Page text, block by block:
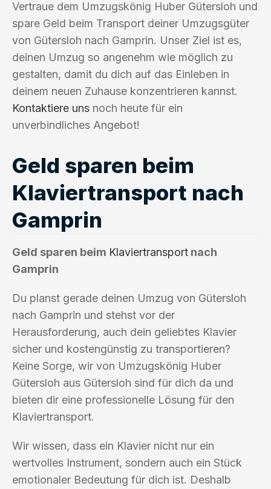
Vertraue dem Umzugskönig Huber Gütersloh und
spare Geld beim Transport deiner Umzugsgüter
von Gütersloh nach Gamprin. Unser Ziel ist es,
deinen Umzug so angenehm wie möglich zu
gestalten, damit du dich auf das Einleben in
deinem neuen Zuhause konzentrieren kannst.
Kontaktiere uns noch heute für ein
unverbindliches Angebot!
Geld sparen beim
Klaviertransport nach
Gamprin
Geld sparen beim Klaviertransport nach
Gamprin
Du planst gerade deinen Umzug von Gütersloh
nach Gamprin und stehst vor der
Herausforderung, auch dein geliebtes Klavier
sicher und kostengünstig zu transportieren?
Keine Sorge, wir von Umzugskönig Huber
Gütersloh aus Gütersloh sind für dich da und
bieten dir eine professionelle Lösung für den
Klaviertransport.
Wir wissen, dass ein Klavier nicht nur ein
wertvolles Instrument, sondern auch ein Stück
emotionaler Bedeutung für dich ist. Deshalb